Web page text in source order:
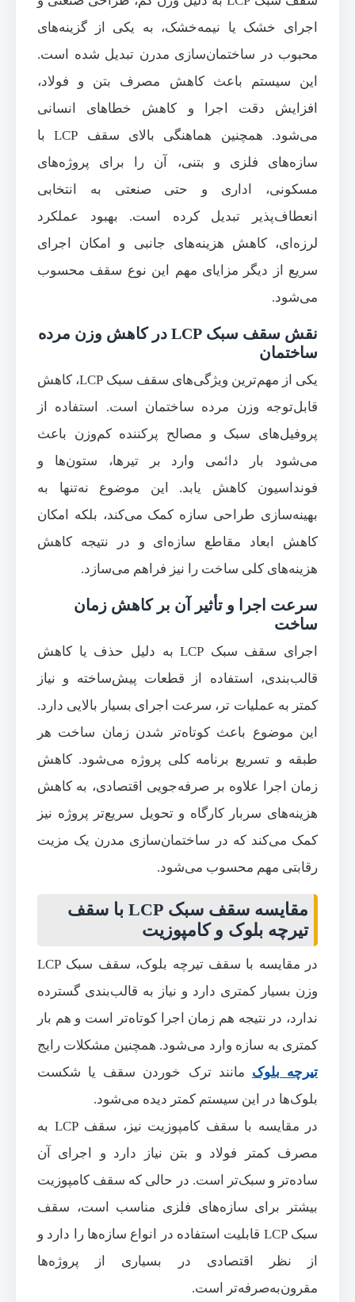
اجرای خشک یا نیمه‌خشک، به یکی از گزینه‌های
محبوب در ساختمان‌سازی مدرن تبدیل شده است.
این سیستم باعث کاهش مصرف بتن و فولاد،
افزایش دقت اجرا و کاهش خطاهای انسانی
می‌شود. همچنین هماهنگی بالای سقف LCP با
سازه‌های فلزی و بتنی، آن را برای پروژه‌های
مسکونی، اداری و حتی صنعتی به انتخابی
انعطاف‌پذیر تبدیل کرده است. بهبود عملکرد
لرزه‌ای، کاهش هزینه‌های جانبی و امکان اجرای
سریع از دیگر مزایای مهم این نوع سقف محسوب
می‌شود.
نقش سقف سبک LCP در کاهش وزن مرده
ساختمان
یکی از مهم‌ترین ویژگی‌های سقف سبک LCP، کاهش
قابل‌توجه وزن مرده ساختمان است. استفاده از
پروفیل‌های سبک و مصالح پرکننده کم‌وزن باعث
می‌شود بار دائمی وارد بر تیرها، ستون‌ها و
فونداسیون کاهش یابد. این موضوع نه‌تنها به
بهینه‌سازی طراحی سازه کمک می‌کند، بلکه امکان
کاهش ابعاد مقاطع سازه‌ای و در نتیجه کاهش
هزینه‌های کلی ساخت را نیز فراهم می‌سازد.
سرعت اجرا و تأثیر آن بر کاهش زمان
ساخت
اجرای سقف سبک LCP به دلیل حذف یا کاهش
قالب‌بندی، استفاده از قطعات پیش‌ساخته و نیاز
کمتر به عملیات تر، سرعت اجرای بسیار بالایی دارد.
این موضوع باعث کوتاه‌تر شدن زمان ساخت هر
طبقه و تسریع برنامه کلی پروژه می‌شود. کاهش
زمان اجرا علاوه بر صرفه‌جویی اقتصادی، به کاهش
هزینه‌های سربار کارگاه و تحویل سریع‌تر پروژه نیز
کمک می‌کند که در ساختمان‌سازی مدرن یک مزیت
رقابتی مهم محسوب می‌شود.
مقایسه سقف سبک LCP با سقف
تیرچه بلوک و کامپوزیت
در مقایسه با سقف تیرچه بلوک، سقف سبک LCP
وزن بسیار کمتری دارد و نیاز به قالب‌بندی گسترده
ندارد، در نتیجه هم زمان اجرا کوتاه‌تر است و هم بار
کمتری به سازه وارد می‌شود. همچنین مشکلات رایج
تیرچه بلوک مانند ترک خوردن سقف یا شکست
بلوک‌ها در این سیستم کمتر دیده می‌شود.
در مقایسه با سقف کامپوزیت نیز، سقف LCP به
مصرف کمتر فولاد و بتن نیاز دارد و اجرای آن
ساده‌تر و سبک‌تر است. در حالی که سقف کامپوزیت
بیشتر برای سازه‌های فلزی مناسب است، سقف
سبک LCP قابلیت استفاده در انواع سازه‌ها را دارد و
از نظر اقتصادی در بسیاری از پروژه‌ها
مقرون‌به‌صرفه‌تر است.